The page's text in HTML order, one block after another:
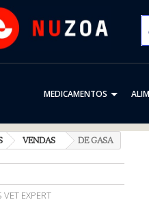
MEDICAMENTOS
VENDAS DE GASA
EXPERT